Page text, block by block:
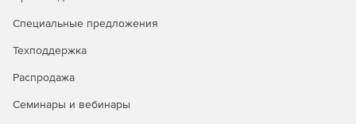
конструкций цветом обеспечивается более
Мини-приложения jQuery UI. Больше не нужно тратить
Достаточно перетащить в проект нужные мини-
Специальные предложения
Техподдержка
Распродажа
Семинары и вебинары